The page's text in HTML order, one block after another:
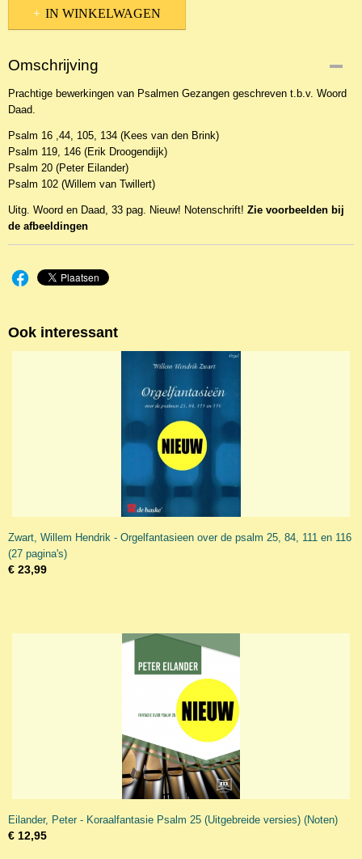
IN WINKELWAGEN
Omschrijving
Prachtige bewerkingen van Psalmen Gezangen geschreven t.b.v. Woord
Daad.
Psalm 16 ,44, 105, 134 (Kees van den Brink)
Psalm 119, 146 (Erik Droogendijk)
Psalm 20 (Peter Eilander)
Psalm 102 (Willem van Twillert)
Uitg. Woord en Daad, 33 pag. Nieuw! Notenschrift! Zie voorbeelden bij
de afbeeldingen
Ook interessant
Zwart, Willem Hendrik - Orgelfantasieen over de psalm 25, 84, 111 en 116
(27 pagina's)
€ 23,99
Eilander, Peter - Koraalfantasie Psalm 25 (Uitgebreide versies) (Noten)
€ 12,95